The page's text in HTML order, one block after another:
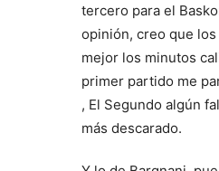
tercero para el
opinión, creo que
mejor los minutos
primer partido me
, El Segundo algún
más descarado.